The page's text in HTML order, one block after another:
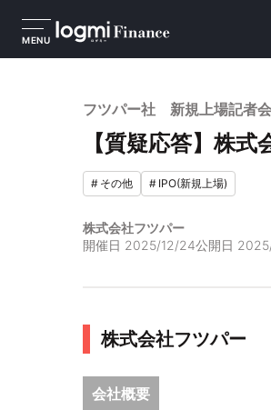
MENU
フツパー社 新規上場記者
【質疑応答】株
# その他 # IPO(新規上場)
株式会社フツパー
開催日 2025/12/24公開日
株式会社フツパー
会社概要